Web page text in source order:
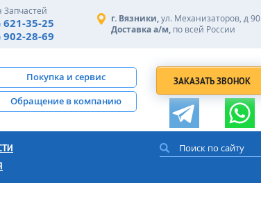
Запчастей
621-35-25
902-28-69
г. Вязники,ул. Механизаторов, д 90
Доставка а/м, по всей России
ЗАКАЗАТЬ ЗВОНОК
Покупка и сервис
Обращение в компанию